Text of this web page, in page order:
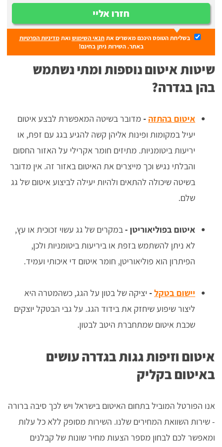
חזרו אליי
בשליחת הטופס הינכם מאשרים אתתנאי השימושואתמדיניות הפרטיות
באתר. השירות ניתן בחינם!
שיטות איטום נוספות ומתי נשתמש
בהן בגדרה?
איטום בהתזה- מדובר בשיטה המאפשרת לבצע איטום
יעיל במקומות ופינות אליהן קשה להגיע בגג עם זפת, או
יריעות ביטומניות. מתיזים חומר אקרילי על האזור החסום
והבלתי נגיש וכך מייצרים את האיטום באזור זה. אין מדובר
בשיטה שיכולה להתאים ולהיות יעילה לביצוע איטום של גג
שלם.
איטום בפוליאוריטן -במקרים של גג עשוי זכוכית או עץ,
לא ניתן להשתמש בזפת או ביריעות ביטומניות ולכן,
הפיתרון הוא פוליאוריטן, חומר איטום די איכותי ועמיד.
יישום בטקל- יציקה של בטון על הגג, כשהמטרה היא
ליצור שיפוע שיחזק את בידוד הגג. על גבי הבטקל יוצקים
שכבת איטום שמתחברת היטב לבטון.
איטום וזיפות גגות בגדרה עושים
באיטום בקליק
אנו הפורטל המוביל בתחום האיטום בישראל ויש לכך סיבה ברורה
- שירות השוואת המחירים שלנו. השירות מסופק ללא כל עלות
ומאפשר לכם לבחון מספר הצעות מחיר שונות של קבלנים